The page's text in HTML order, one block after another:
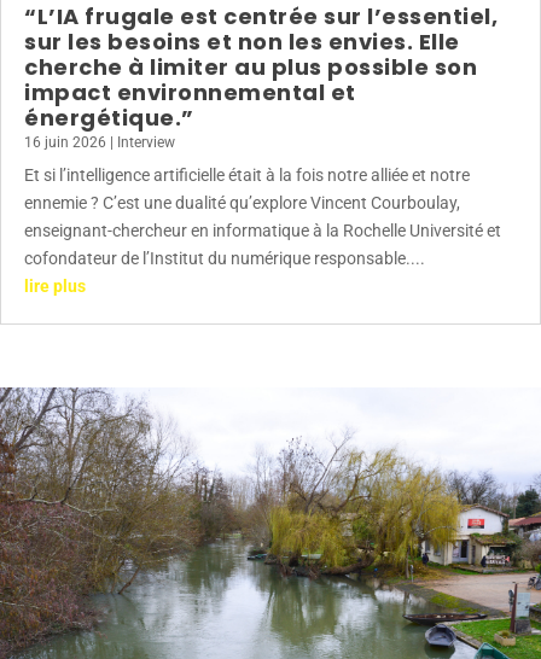
“L’IA frugale est centrée sur l’essentiel,
sur les besoins et non les envies. Elle
cherche à limiter au plus possible son
impact environnemental et
énergétique.”
16 juin 2026 Interview
Et si l’intelligence artificielle était à la fois notre alliée et notre
ennemie ? C’est une dualité qu’explore Vincent Courboulay,
enseignant-chercheur en informatique à la Rochelle Université et
cofondateur de l’Institut du numérique responsable....
lire plus